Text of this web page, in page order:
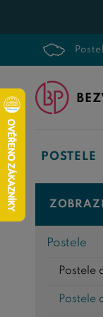
POSTELE
Postele
Postele
Postele